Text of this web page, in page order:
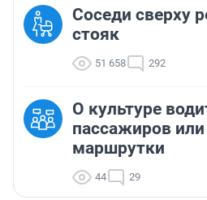
Соседи сверху
стояк
51 658 292
О культуре
пассажиров
маршрутки
44 29